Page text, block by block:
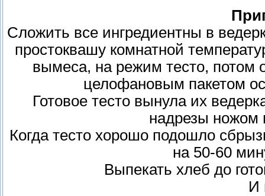
Сложить все ингредиентны в
простоквашу комнатной
вымеса, на режим тесто, потом
целофановым пакетом
Готовое тесто вынула их
надрезы ножом
Когда тесто хорошо подошло
на 50-60
Выпекать хлеб до
И